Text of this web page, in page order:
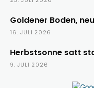
Goldener Boden,
16. JULI 2026
Herbstsonne satt
9. JULI 2026